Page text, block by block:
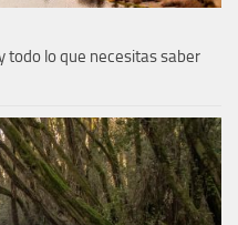
todo lo que necesitas saber